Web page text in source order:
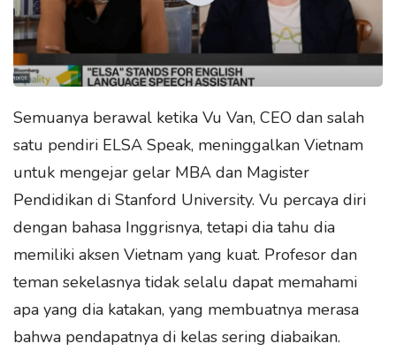
Semuanya berawal ketika Vu Van, CEO dan salah
satu pendiri ELSA Speak, meninggalkan Vietnam
untuk mengejar gelar MBA dan Magister
Pendidikan di Stanford University. Vu percaya diri
dengan bahasa Inggrisnya, tetapi dia tahu dia
memiliki aksen Vietnam yang kuat. Profesor dan
teman sekelasnya tidak selalu dapat memahami
apa yang dia katakan, yang membuatnya merasa
bahwa pendapatnya di kelas sering diabaikan.